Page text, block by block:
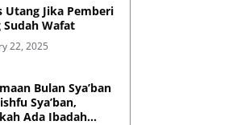
Utang Jika Pemberi
Sudah Wafat
22, 2025
Bulan Sya’ban
Sya’ban,
Ada Ibadah